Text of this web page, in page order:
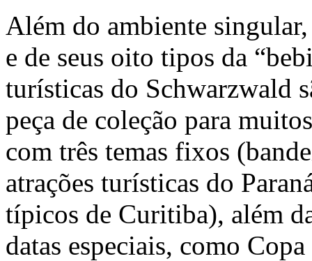
Além do ambiente
e de seus oito tipos da
turísticas do Schwarzwald
peça de coleção para
com três temas fixos (
atrações turísticas do
típicos de Curitiba), além
datas especiais, como